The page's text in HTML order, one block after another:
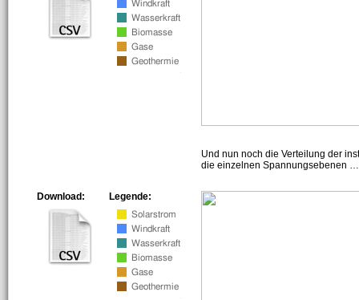
Und nun noch die Verteilung der
die einzelnen Spannungsebenen
Legende:
Download: